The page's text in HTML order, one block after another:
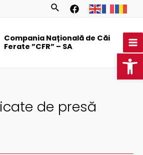
Search
Compania Națională de Căi
Ferate ”CFR” – SA
de presă